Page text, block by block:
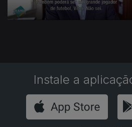
Instale a